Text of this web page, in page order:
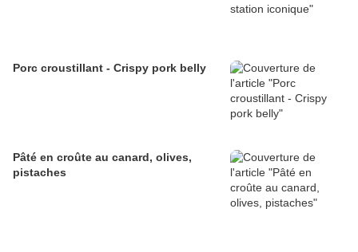
Porc croustillant - Crispy pork belly
Pâté en croûte au canard, olives,
pistaches